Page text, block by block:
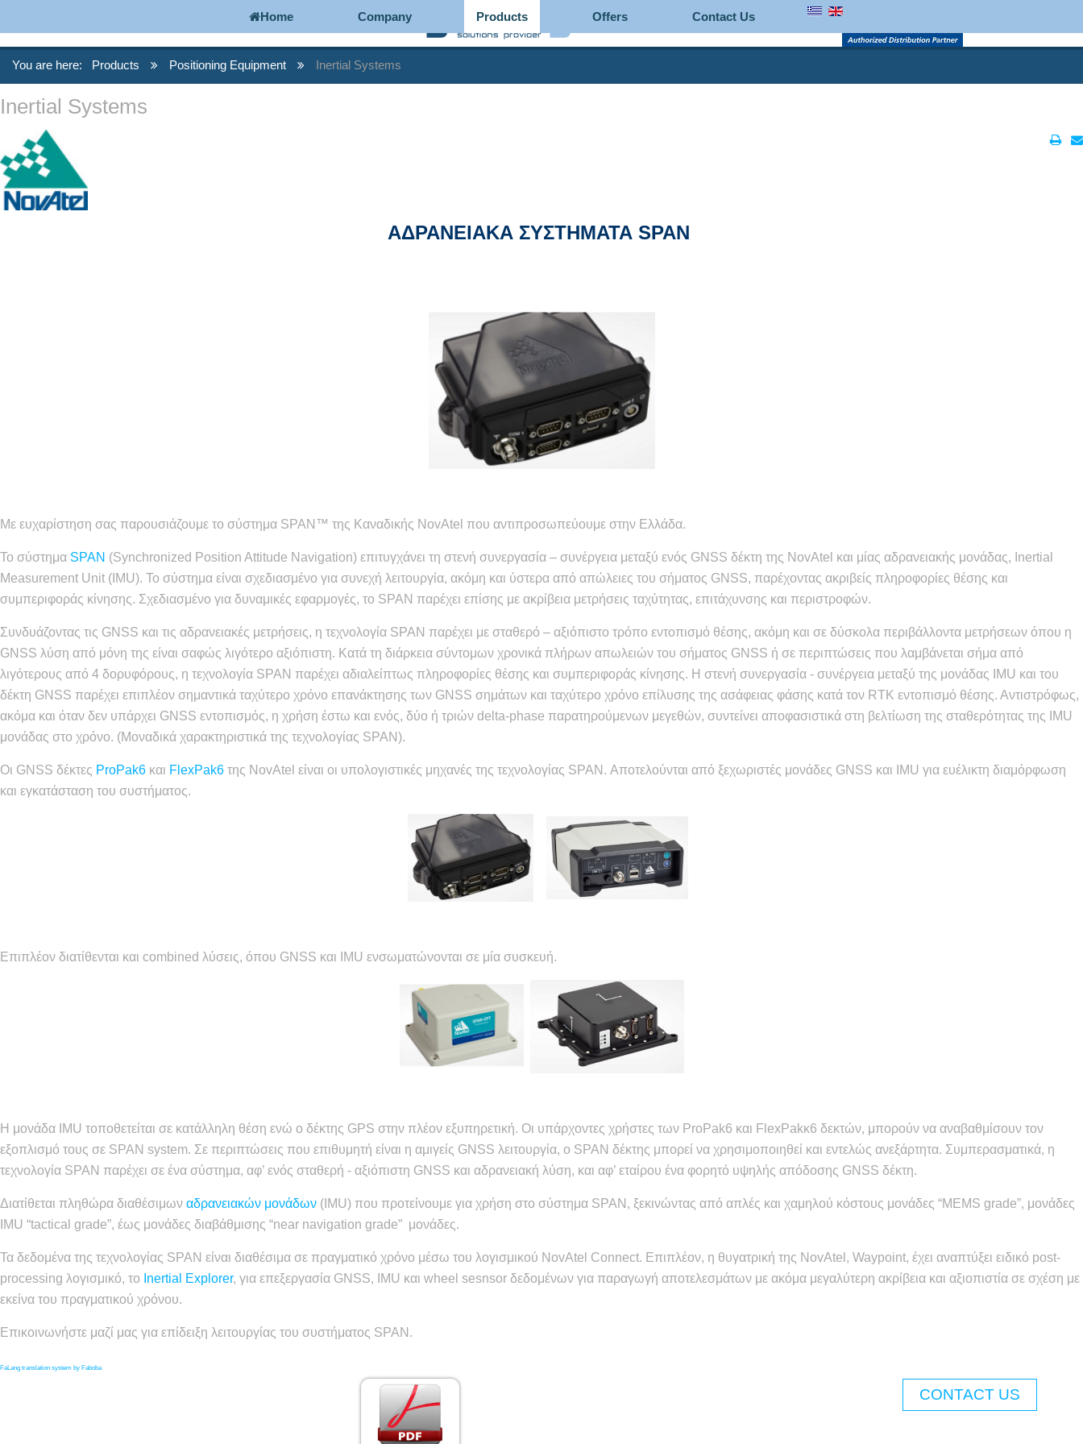
Home Company Products Offers Contact Us
You are here: Products Positioning Equipment Inertial Systems
Inertial Systems
ΑΔΡΑΝΕΙΑΚΑ ΣΥΣΤΗΜΑΤΑ SPAN
Με ευχαρίστηση σας παρουσιάζουμε το σύστημα SPAN™ της Καναδικής NovAtel που αντιπροσωπεύουμε στην Ελλάδα.
Το σύστημα SPAN (Synchronized Position Attitude Navigation) επιτυγχάνει τη στενή συνεργασία – συνέργεια μεταξύ ενός GNSS δέκτη της NovAtel και μίας αδρανειακής μονάδας, Inertial
Measurement Unit (IMU). Το σύστημα είναι σχεδιασμένο για συνεχή λειτουργία, ακόμη και ύστερα από απώλειες του σήματος GNSS, παρέχοντας ακριβείς πληροφορίες θέσης και
συμπεριφοράς κίνησης. Σχεδιασμένο για δυναμικές εφαρμογές, το SPAN παρέχει επίσης με ακρίβεια μετρήσεις ταχύτητας, επιτάχυνσης και περιστροφών.
Συνδυάζοντας τις GNSS και τις αδρανειακές μετρήσεις, η τεχνολογία SPAN παρέχει με σταθερό – αξιόπιστο τρόπο εντοπισμό θέσης, ακόμη και σε δύσκολα περιβάλλοντα μετρήσεων όπου η
GNSS λύση από μόνη της είναι σαφώς λιγότερο αξιόπιστη. Κατά τη διάρκεια σύντομων χρονικά πλήρων απωλειών του σήματος GNSS ή σε περιπτώσεις που λαμβάνεται σήμα από
λιγότερους από 4 δορυφόρους, η τεχνολογία SPAN παρέχει αδιαλείπτως πληροφορίες θέσης και συμπεριφοράς κίνησης. Η στενή συνεργασία - συνέργεια μεταξύ της μονάδας IMU και του
δέκτη GNSS παρέχει επιπλέον σημαντικά ταχύτερο χρόνο επανάκτησης των GNSS σημάτων και ταχύτερο χρόνο επίλυσης της ασάφειας φάσης κατά τον RTK εντοπισμό θέσης. Αντιστρόφως,
ακόμα και όταν δεν υπάρχει GNSS εντοπισμός, η χρήση έστω και ενός, δύο ή τριών delta-phase παρατηρούμενων μεγεθών, συντείνει αποφασιστικά στη βελτίωση της σταθερότητας της IMU
μονάδας στο χρόνο. (Μοναδικά χαρακτηριστικά της τεχνολογίας SPAN).
Οι GNSS δέκτες ProPak6 και FlexPak6 της NovAtel είναι οι υπολογιστικές μηχανές της τεχνολογίας SPAN. Αποτελούνται από ξεχωριστές μονάδες GNSS και IMU για ευέλικτη διαμόρφωση
και εγκατάσταση του συστήματος.
Επιπλέον διατίθενται και combined λύσεις, όπου GNSS και IMU ενσωματώνονται σε μία συσκευή.
Η μονάδα IMU τοποθετείται σε κατάλληλη θέση ενώ ο δέκτης GPS στην πλέον εξυπηρετική. Οι υπάρχοντες χρήστες των ProPak6 και FlexPakκ6 δεκτών, μπορούν να αναβαθμίσουν τον
εξοπλισμό τους σε SPAN system. Σε περιπτώσεις που επιθυμητή είναι η αμιγείς GNSS λειτουργία, ο SPAN δέκτης μπορεί να χρησιμοποιηθεί και εντελώς ανεξάρτητα. Συμπερασματικά, η
τεχνολογία SPAN παρέχει σε ένα σύστημα, αφ’ ενός σταθερή - αξιόπιστη GNSS και αδρανειακή λύση, και αφ’ εταίρου ένα φορητό υψηλής απόδοσης GNSS δέκτη.
Διατίθεται πληθώρα διαθέσιμων αδρανειακών μονάδων (IMU) που προτείνουμε για χρήση στο σύστημα SPAN, ξεκινώντας από απλές και χαμηλού κόστους μονάδες “MEMS grade”, μονάδες
IMU “tactical grade”, έως μονάδες διαβάθμισης “near navigation grade” μονάδες.
Τα δεδομένα της τεχνολογίας SPAN είναι διαθέσιμα σε πραγματικό χρόνο μέσω του λογισμικού NovAtel Connect. Επιπλέον, η θυγατρική της NovAtel, Waypoint, έχει αναπτύξει ειδικό post-
processing λογισμικό, το Inertial Explorer, για επεξεργασία GNSS, IMU και wheel sesnsor δεδομένων για παραγωγή αποτελεσμάτων με ακόμα μεγαλύτερη ακρίβεια και αξιοπιστία σε σχέση με
εκείνα του πραγματικού χρόνου.
Επικοινωνήστε μαζί μας για επίδειξη λειτουργίας του συστήματος SPAN.
FaLang translation system by Faboba
CONTACT US